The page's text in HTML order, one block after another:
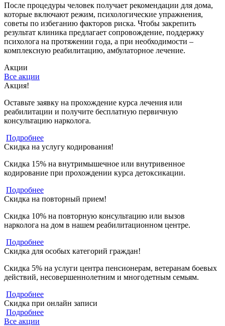
После процедуры человек получает рекомендации для дома,
которые включают режим, психологические упражнения,
советы по избеганию факторов риска. Чтобы закрепить
результат клиника предлагает сопровождение, поддержку
психолога на протяжении года, а при необходимости –
комплексную реабилитацию, амбулаторное лечение.
Акции
Все акции
Акция!
Оставьте заявку на прохождение курса лечения или
реабилитации и получите бесплатную первичную
консультацию нарколога.
Подробнее
Скидка на услугу кодирования!
Скидка 15% на внутримышечное или внутривенное
кодирование при прохождении курса детоксикации.
Подробнее
Скидка на повторный прием!
Скидка 10% на повторную консультацию или вызов
нарколога на дом в нашем реабилитационном центре.
Подробнее
Скидка для особых категорий граждан!
Скидка 5% на услуги центра пенсионерам, ветеранам боевых
действий, несовершеннолетним и многодетным семьям.
Подробнее
Скидка при онлайн записи
Подробнее
Все акции